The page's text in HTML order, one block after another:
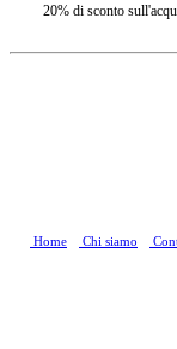
20% di sconto
Home Chi siamo